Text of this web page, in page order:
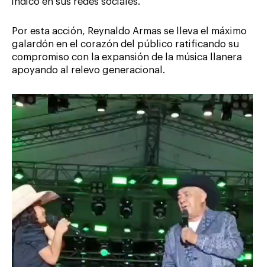
Por esta acción, Reynaldo Armas se lleva el máximo
galardón en el corazón del público ratificando su
compromiso con la expansión de la música llanera
apoyando al relevo generacional.